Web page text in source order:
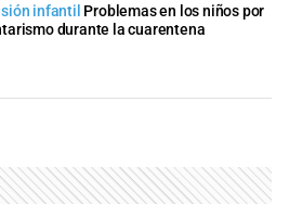
infantil Problemas en los niños por
durante la cuarentena